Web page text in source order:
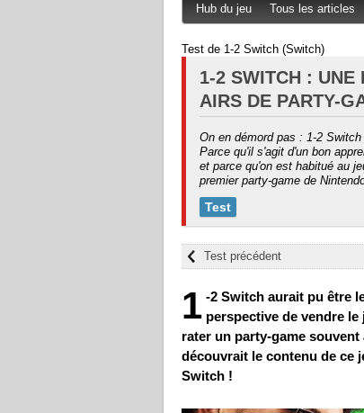
Hub du jeu Tous les articles
Test de 1-2 Switch (Switch)
1-2 SWITCH : UNE
AIRS DE PARTY-
On en démord pas : 1-2
Parce qu'il s'agit d'un bon
et parce qu'on est habitué au
premier party-game de
Test
Test précédent
1 -2 Switch aurait pu être
perspective de vendre
rater un party-game
découvrait le contenu de ce
Switch !